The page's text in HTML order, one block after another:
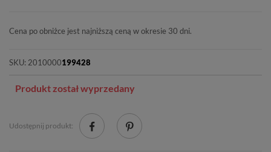
Cena po obniżce jest najniższą ceną w okresie 30 dni.
SKU: 2010000199428
Produkt został wyprzedany
Udostępnij produkt: